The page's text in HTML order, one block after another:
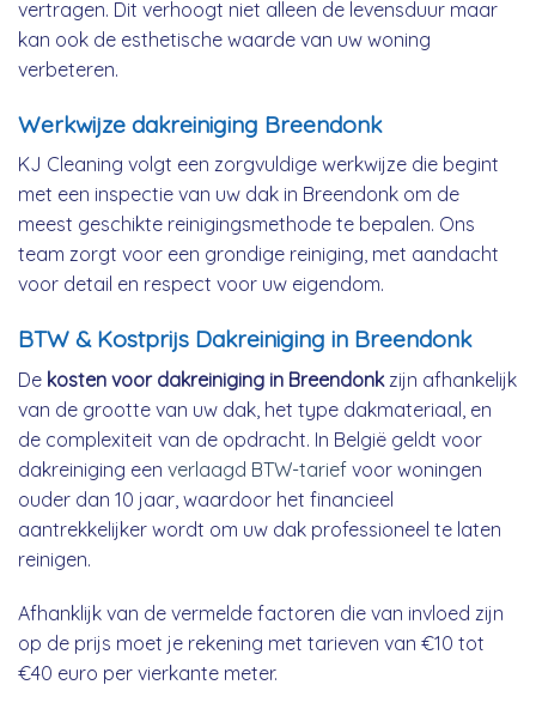
vertragen. Dit verhoogt niet alleen de levensduur maar
kan ook de esthetische waarde van uw woning
verbeteren.
Werkwijze dakreiniging Breendonk
KJ Cleaning volgt een zorgvuldige werkwijze die begint
met een inspectie van uw dak in Breendonk om de
meest geschikte reinigingsmethode te bepalen. Ons
team zorgt voor een grondige reiniging, met aandacht
voor detail en respect voor uw eigendom.
BTW & Kostprijs Dakreiniging in Breendonk
De kosten voor dakreiniging in Breendonkzijn afhankelijk
van de grootte van uw dak, het type dakmateriaal, en
de complexiteit van de opdracht. In België geldt voor
dakreiniging een verlaagd BTW-tarief voor woningen
ouder dan 10 jaar, waardoor het financieel
aantrekkelijker wordt om uw dak professioneel te laten
reinigen.
Afhanklijk van de vermelde factoren die van invloed zijn
op de prijs moet je rekening met tarieven van €10 tot
€40 euro per vierkante meter.